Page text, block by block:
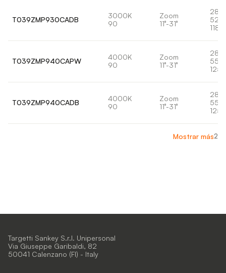
T039ZMP930CADB
3000K
90
Zoom
11°-31°
525-
T039ZMP940CAPW
4000K
90
Zoom
11°-31°
557-
T039ZMP940CADB
4000K
90
Zoom
11°-31°
557-
Mostrar más2
Targetti Sankey S.r.l. Unipersonal
Via Giuseppe Garibaldi, 82
50041 Calenzano (FI) - Italy